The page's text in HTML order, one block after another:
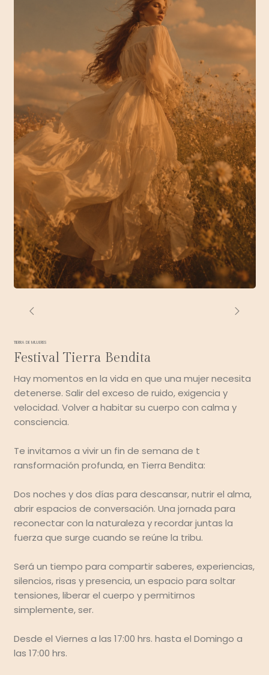
TIERRA DE MUJERES
Festival Tierra Bendita
Hay momentos en la vida en que una mujer necesita
detenerse. Salir del exceso de ruido, exigencia y
velocidad. Volver a habitar su cuerpo con calma y
consciencia.
Te invitamos a vivir un fin de semana de ​t​
ransformación profunda, en Tierra Bendita:
Dos noches y dos días para descansar, nutrir el alma,
abrir espacios de conversación​.​ Una jornada para
reconectar con la naturaleza y recordar ​j​untas la
fuerza que surge cuando se reúne ​l​a tribu.
Será un tiempo para compartir saberes, experiencias,
silencios, risas y presencia, un espacio para soltar
tensiones, liberar el cuerpo y permitirnos
simplemente​, ser.
Desde el ​Viernes a las 17:00 hrs​. hasta el ​Domingo a
las 17:00 hrs​.